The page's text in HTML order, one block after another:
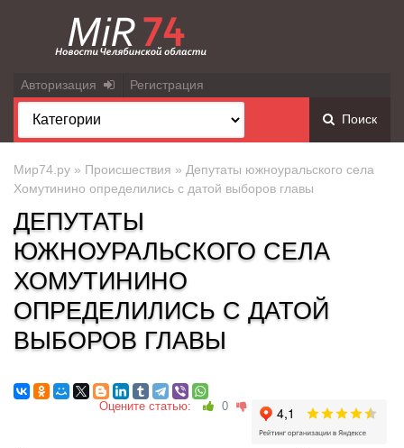
Авторизация Регистрация
Поиск
Мир74.ру » Происшествия » Депутаты южноуральского села
Хомутинино определились с датой выборов главы
ДЕПУТАТЫ
ЮЖНОУРАЛЬСКОГО СЕЛА
ХОМУТИНИНО
ОПРЕДЕЛИЛИСЬ С ДАТОЙ
ВЫБОРОВ ГЛАВЫ
Оцените статью: 0